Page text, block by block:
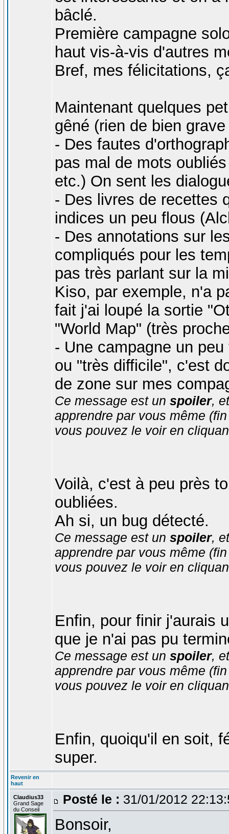
bâclé.
Première campagne
haut vis-à-vis d'autres
Bref, mes félicitations,
Maintenant quelques
gêné (rien de bien
- Des fautes
pas mal de mots
etc.) On sent les
- Des livres de recettes
indices un peu flous
- Des annotations sur
compliqués pour les
pas très parlant sur la
Kiso, par exemple, n'a
fait j'ai loupé la sortie
"World Map" (très
- Une campagne un
ou "très difficile", c'est
de zone sur mes
Ce message est un spoiler,
apprendre par vous même
vous pouvez le voir en
Voilà, c'est à peu près
oubliées.
Ah si, un bug détecté.
Ce message est un spoiler,
apprendre par vous même
vous pouvez le voir en
Enfin, pour finir j'aurais
que je n'ai pas pu
Ce message est un spoiler,
apprendre par vous même
vous pouvez le voir en
Enfin, quoiqu'il en soit,
super.
Revenir en
haut
Claudius33
Grand Sage
du Conseil
Posté le : 31/01/2012
Bonsoir,